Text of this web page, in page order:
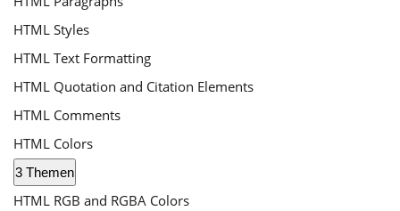
HTML Styles
HTML Text Formatting
HTML Quotation and Citation Elements
HTML Comments
HTML Colors
Expand
HTML Colors
3 Themen
HTML RGB and RGBA Colors